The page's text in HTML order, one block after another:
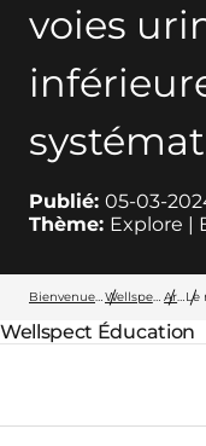
voies
Publié: 05-03-
Thème: Explore |
Bienvenue chez Wellspect Wellspect Éducation ArticlesLe
Page parents:
Wellspect Éducation